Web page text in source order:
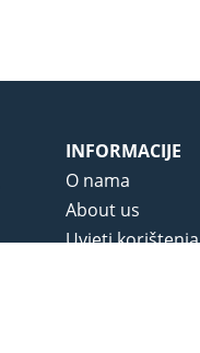
INFORMACIJE
O nama
About us
Uvjeti korištenja